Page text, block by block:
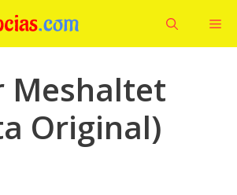
Meshaltet
Original)